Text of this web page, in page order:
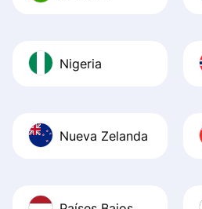
Nigeria
Nueva Zelanda